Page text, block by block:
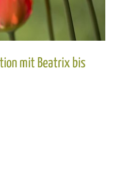
mit Beatrix bis